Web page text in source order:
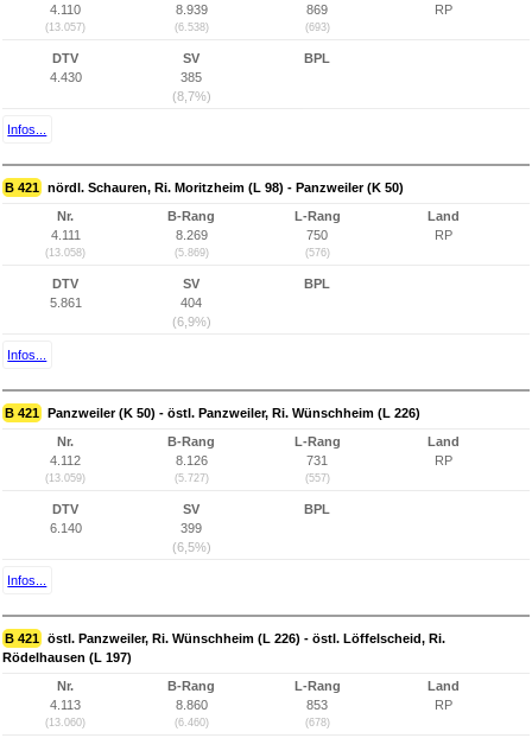
4.110
(13.057)
8.939
(6.538)
869
(693)
RP
DTV
4.430
SV
385
(8,7%)
BPL
Infos...
B 421 nördl. Schauren, Ri. Moritzheim (L 98) - Panzweiler (K 50)
Nr.
4.111
(13.058)
B-Rang
8.269
(5.869)
L-Rang
750
(576)
Land
RP
DTV
5.861
SV
404
(6,9%)
BPL
Infos...
B 421 Panzweiler (K 50) - östl. Panzweiler, Ri. Wünschheim (L 226)
Nr.
4.112
(13.059)
B-Rang
8.126
(5.727)
L-Rang
731
(557)
Land
RP
DTV
6.140
SV
399
(6,5%)
BPL
Infos...
B 421 östl. Panzweiler, Ri. Wünschheim (L 226) - östl. Löffelscheid, Ri.
Rödelhausen (L 197)
Nr.
4.113
(13.060)
B-Rang
8.860
(6.460)
L-Rang
853
(678)
Land
RP